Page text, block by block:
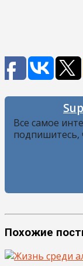
Все самое
подпишитесь,
Похожие